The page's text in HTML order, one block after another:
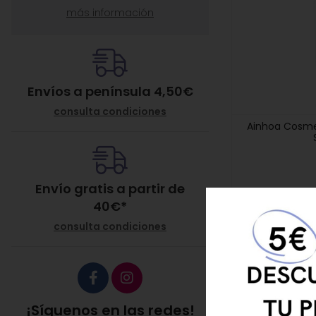
Ainhoa
más información
Envíos a península 4,50€
consulta condiciones
Envío gratis a partir de
40€*
consulta condiciones
¡Síguenos en las redes!
5 € DE